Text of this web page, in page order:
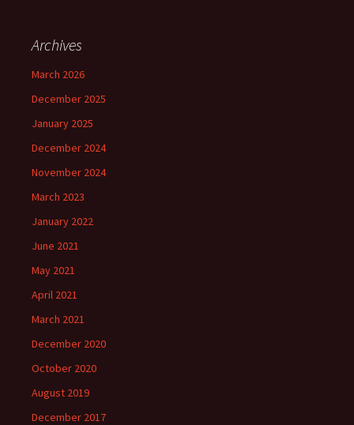
Archives
March 2026
December 2025
January 2025
December 2024
November 2024
March 2023
January 2022
June 2021
May 2021
April 2021
March 2021
December 2020
October 2020
August 2019
December 2017